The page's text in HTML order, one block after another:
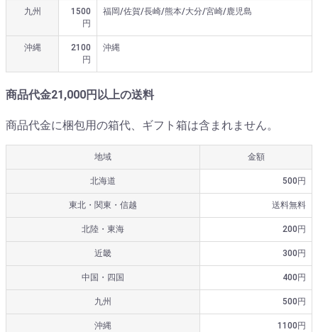
九州
1500
円
福岡/佐賀/長崎/熊本/大分/宮崎/鹿児島
沖縄
2100
円
沖縄
商品代金21,000円以上の送料
商品代金に梱包用の箱代、ギフト箱は含まれません。
地域 金額
北海道 500円
東北・関東・信越 送料無料
北陸・東海 200円
近畿 300円
中国・四国 400円
九州 500円
沖縄 1100円